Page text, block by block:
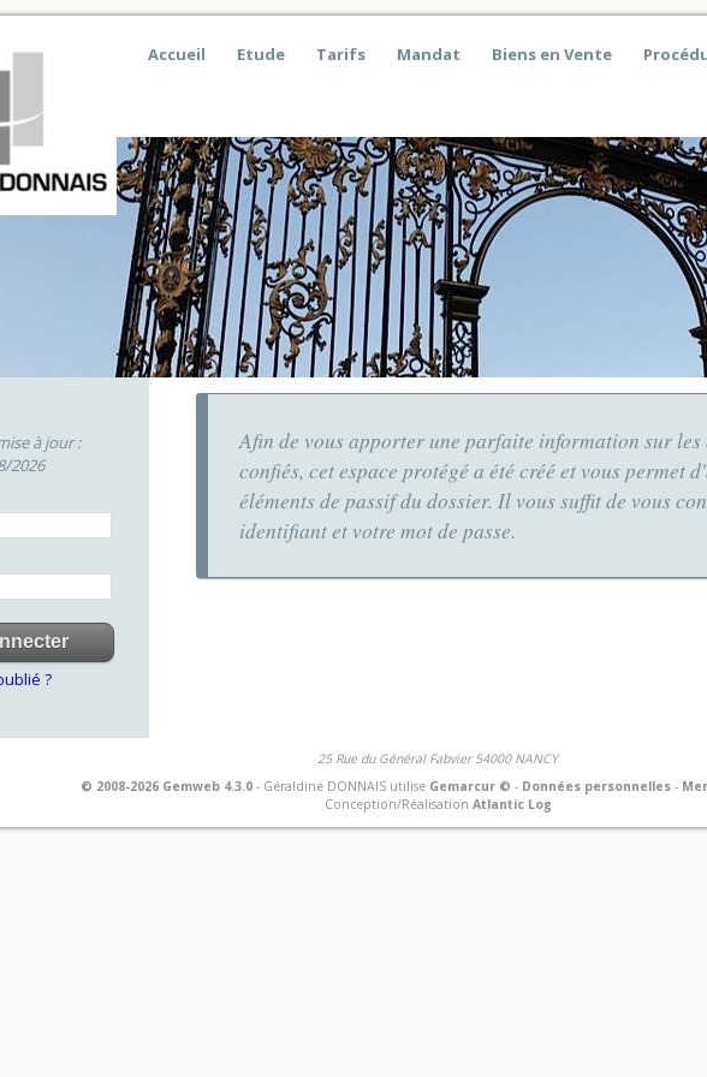
Accueil Etude Tarifs Mandat Biens en Vente
à jour :
2026
?
Afin de vous apporter une parfaite information sur les
confiés, cet espace protégé a été créé et vous permet
éléments de passif du dossier. Il vous suffit de vous
identifiant et votre mot de passe.
25 Rue du Général Fabvier 54000 NANCY
© 2008-2026 Gemweb 4.3.0- Géraldine DONNAIS utilise Gemarcur © - Données personnelles-
Conception/Réalisation Atlantic Log